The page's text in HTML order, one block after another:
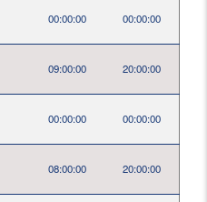
00:00:00 00:00:00
09:00:00 20:00:00
00:00:00 00:00:00
08:00:00 20:00:00